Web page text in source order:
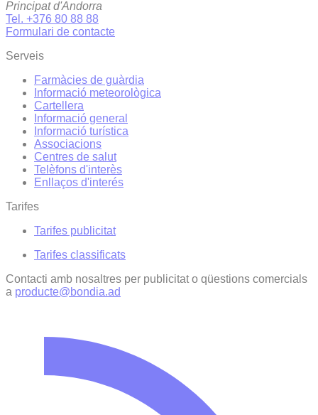
Principat d'Andorra
Tel. +376 80 88 88
Formulari de contacte
Serveis
Farmàcies de guàrdia
Informació meteorològica
Cartellera
Informació general
Informació turística
Associacions
Centres de salut
Telèfons d'interès
Enllaços d'interés
Tarifes
Tarifes publicitat
Tarifes classificats
Contacti amb nosaltres per publicitat o qüestions comercials
a producte@bondia.ad